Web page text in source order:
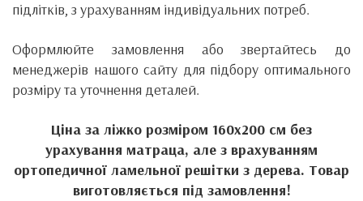
підлітків, з урахуванням індивідуальних потреб.
Оформлюйте замовлення або звертайтесь до
менеджерів нашого сайту для підбору оптимального
розміру та уточнення деталей.
Ціна за ліжко розміром 160х200 см без
урахування матраца, але з врахуванням
ортопедичної ламельної решітки з дерева. Товар
виготовляється під замовлення!